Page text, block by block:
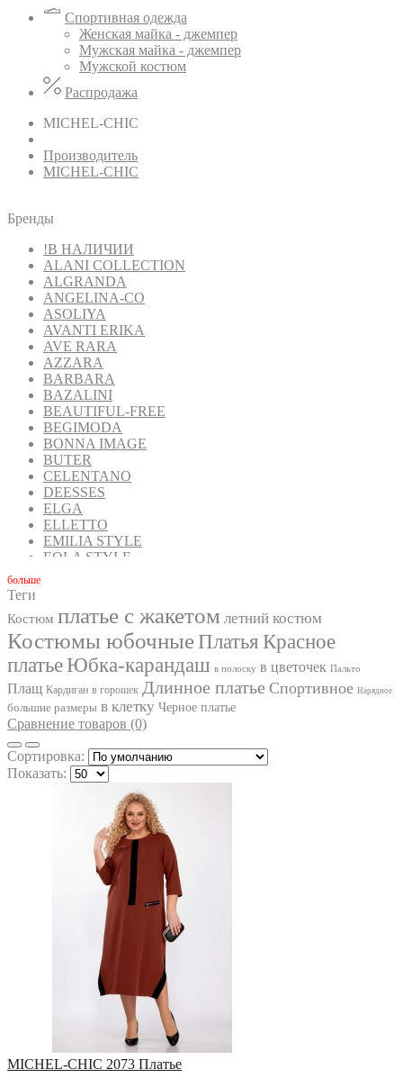
Спортивная одежда
Женская майка - джемпер
Мужская майка - джемпер
Мужской костюм
Распродажа
MICHEL-CHIC
Производитель
MICHEL-CHIC
Бренды
!В НАЛИЧИИ
ALANI COLLECTION
ALGRANDA
ANGELINA-CO
ASOLIYA
AVANTI ERIKA
AVE RARA
AZZARA
BARBARA
BAZALINI
BEAUTIFUL-FREE
BEGIMODA
BONNA IMAGE
BUTER
CELENTANO
DEESSES
ELGA
ELLETTO
EMILIA STYLE
EOLA STYLE
GIZART
GOLDEN VALLEY
INPOINT
IVA
IVELTA PLUS
JURIMEX
KALORIS
LA KONA
LADIS LINE
LADY SECRET
LADY STYLE CLASSIC
LENATA
LILIANA
LINIA_L
LIONA STYLE
LUCKY FOX
MAGIA MODY
MICHEL STYLE
MICHEL-CHIC
MIRA-FASHION
бoльше
Теги
Костюм платье с жакетом летний костюм
Костюмы юбочныеПлатья Красное
платьеЮбка-карандаш в полоску в цветочек Пальто
Плащ Кардиган в горошек Длинное платье Спортивное Нарядное
большие размеры в клетку Черное платье
Сравнение товаров (0)
Сортировка:
Показать:
MICHEL-CHIC 2073 Платье